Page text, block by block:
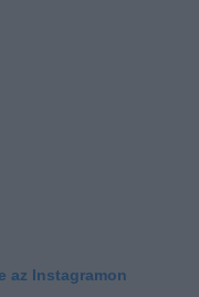
az Instagramon